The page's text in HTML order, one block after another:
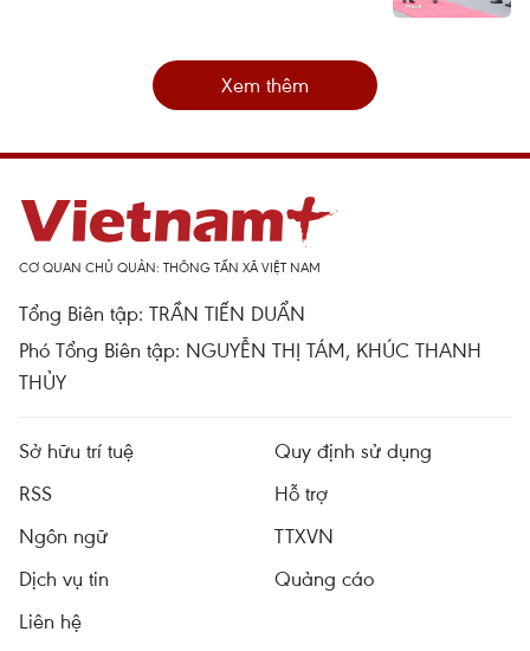
Xem thêm
CƠ QUAN CHỦ QUẢN: THÔNG TẤN XÃ VIỆT NAM
Tổng Biên tập: TRẦN TIẾN DUẨN
Phó Tổng Biên tập: NGUYỄN THỊ TÁM, KHÚC THANH
THỦY
Sở hữu trí tuệ
Quy định sử dụng
RSS
Hỗ trợ
Ngôn ngữ
TTXVN
Dịch vụ tin
Quảng cáo
Liên hệ